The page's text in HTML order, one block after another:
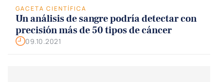
GACETA CIENTÍFICA
Un análisis de sangre podría detectar con
precisión más de 50 tipos de cáncer
09.10.2021